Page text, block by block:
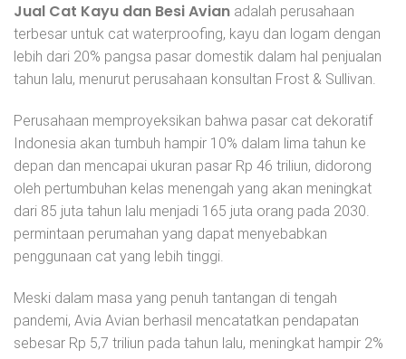
Jual Cat Kayu dan Besi Avian adalah perusahaan
terbesar untuk cat waterproofing, kayu dan logam dengan
lebih dari 20% pangsa pasar domestik dalam hal penjualan
tahun lalu, menurut perusahaan konsultan Frost & Sullivan.
Perusahaan memproyeksikan bahwa pasar cat dekoratif
Indonesia akan tumbuh hampir 10% dalam lima tahun ke
depan dan mencapai ukuran pasar Rp 46 triliun, didorong
oleh pertumbuhan kelas menengah yang akan meningkat
dari 85 juta tahun lalu menjadi 165 juta orang pada 2030.
permintaan perumahan yang dapat menyebabkan
penggunaan cat yang lebih tinggi.
Meski dalam masa yang penuh tantangan di tengah
pandemi, Avia Avian berhasil mencatatkan pendapatan
sebesar Rp 5,7 triliun pada tahun lalu, meningkat hampir 2%